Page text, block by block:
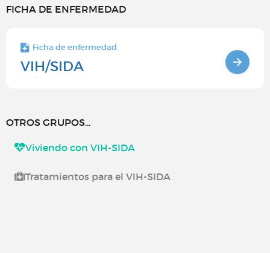
FICHA DE ENFERMEDAD
Ficha de enfermedad
VIH/SIDA
OTROS GRUPOS...
Viviendo con VIH-SIDA
Tratamientos para el VIH-SIDA